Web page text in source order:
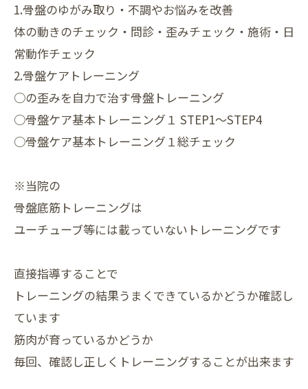
1.骨盤のゆがみ取り・不調やお悩みを改善
体の動きのチェック・問診・歪みチェック・施術・日
常動作チェック
2.骨盤ケアトレーニング
○の歪みを自力で治す骨盤トレーニング
○骨盤ケア基本トレーニング１ STEP1～STEP4
○骨盤ケア基本トレーニング１総チェック
※当院の
骨盤底筋トレーニングは
ユーチューブ等には載っていないトレーニングです
直接指導することで
トレーニングの結果うまくできているかどうか確認し
ています
筋肉が育っているかどうか
毎回、確認し正しくトレーニングすることが出来ます